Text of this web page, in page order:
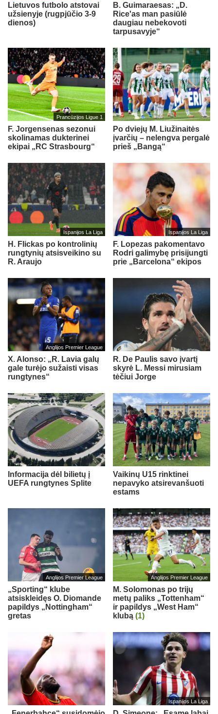
Lietuvos futbolo atstovai
užsienyje (rugpjūčio 3-9
dienos)
B. Guimaraesas: „D.
Rice'as man pasiūlė
daugiau nebekovoti
tarpusavyje“
Prancūzijos Ligue 1
F. Jorgensenas sezonui
skolinamas dukterinei
ekipai „RC Strasbourg“
Po dviejų M. Liužinaitės
įvarčių – nelengva pergalė
prieš „Bangą“
Ispanijos La Liga
H. Flickas po kontrolinių
rungtynių atsisveikino su
R. Araujo
Ispanijos La Liga
F. Lopezas pakomentavo
Rodri galimybę prisijungti
prie „Barcelona“ ekipos
Anglijos Premier League
X. Alonso: „R. Lavia galų
gale turėjo sužaisti visas
rungtynes“
R. De Paulis savo įvartį
skyrė L. Messi mirusiam
tėčiui Jorge
Informacija dėl bilietų į
UEFA rungtynes Splite
Vaikinų U15 rinktinei
nepavyko atsirevanšuoti
estams
Anglijos Premier League
„Sporting“ klube
atsiskleidęs O. Diomande
papildys „Nottingham“
gretas
Anglijos Premier League
M. Solomonas po trijų
metų paliks „Tottenham“
ir papildys „West Ham“
klubą (1)
Ispanijos La Liga